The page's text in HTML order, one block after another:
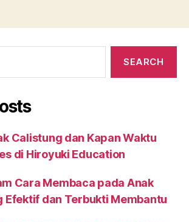
Calistung dan Kapan Waktu
di Hiroyuki Education
Cara Membaca pada Anak
Efektif dan Terbukti Membantu